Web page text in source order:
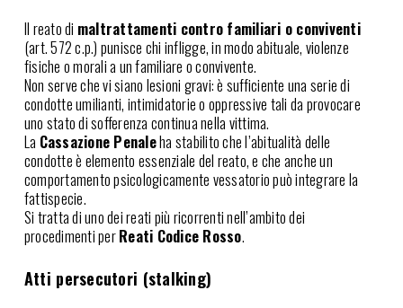
Il reato di maltrattamenti contro familiari o conviventi
(art. 572 c.p.) punisce chi infligge, in modo abituale, violenze
fisiche o morali a un familiare o convivente.
Non serve che vi siano lesioni gravi: è sufficiente una serie di
condotte umilianti, intimidatorie o oppressive tali da provocare
uno stato di sofferenza continua nella vittima.
La Cassazione Penaleha stabilito che l’abitualità delle
condotte è elemento essenziale del reato, e che anche un
comportamento psicologicamente vessatorio può integrare la
fattispecie.
Si tratta di uno dei reati più ricorrenti nell’ambito dei
procedimenti perReati Codice Rosso.
Atti persecutori (stalking)